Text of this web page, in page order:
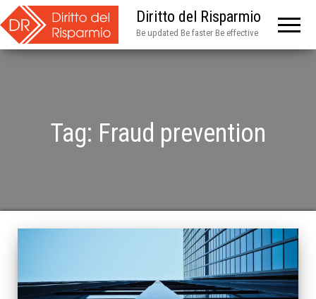
Diritto del Risparmio
Be updated Be faster Be effective
Tag: Fraud prevention